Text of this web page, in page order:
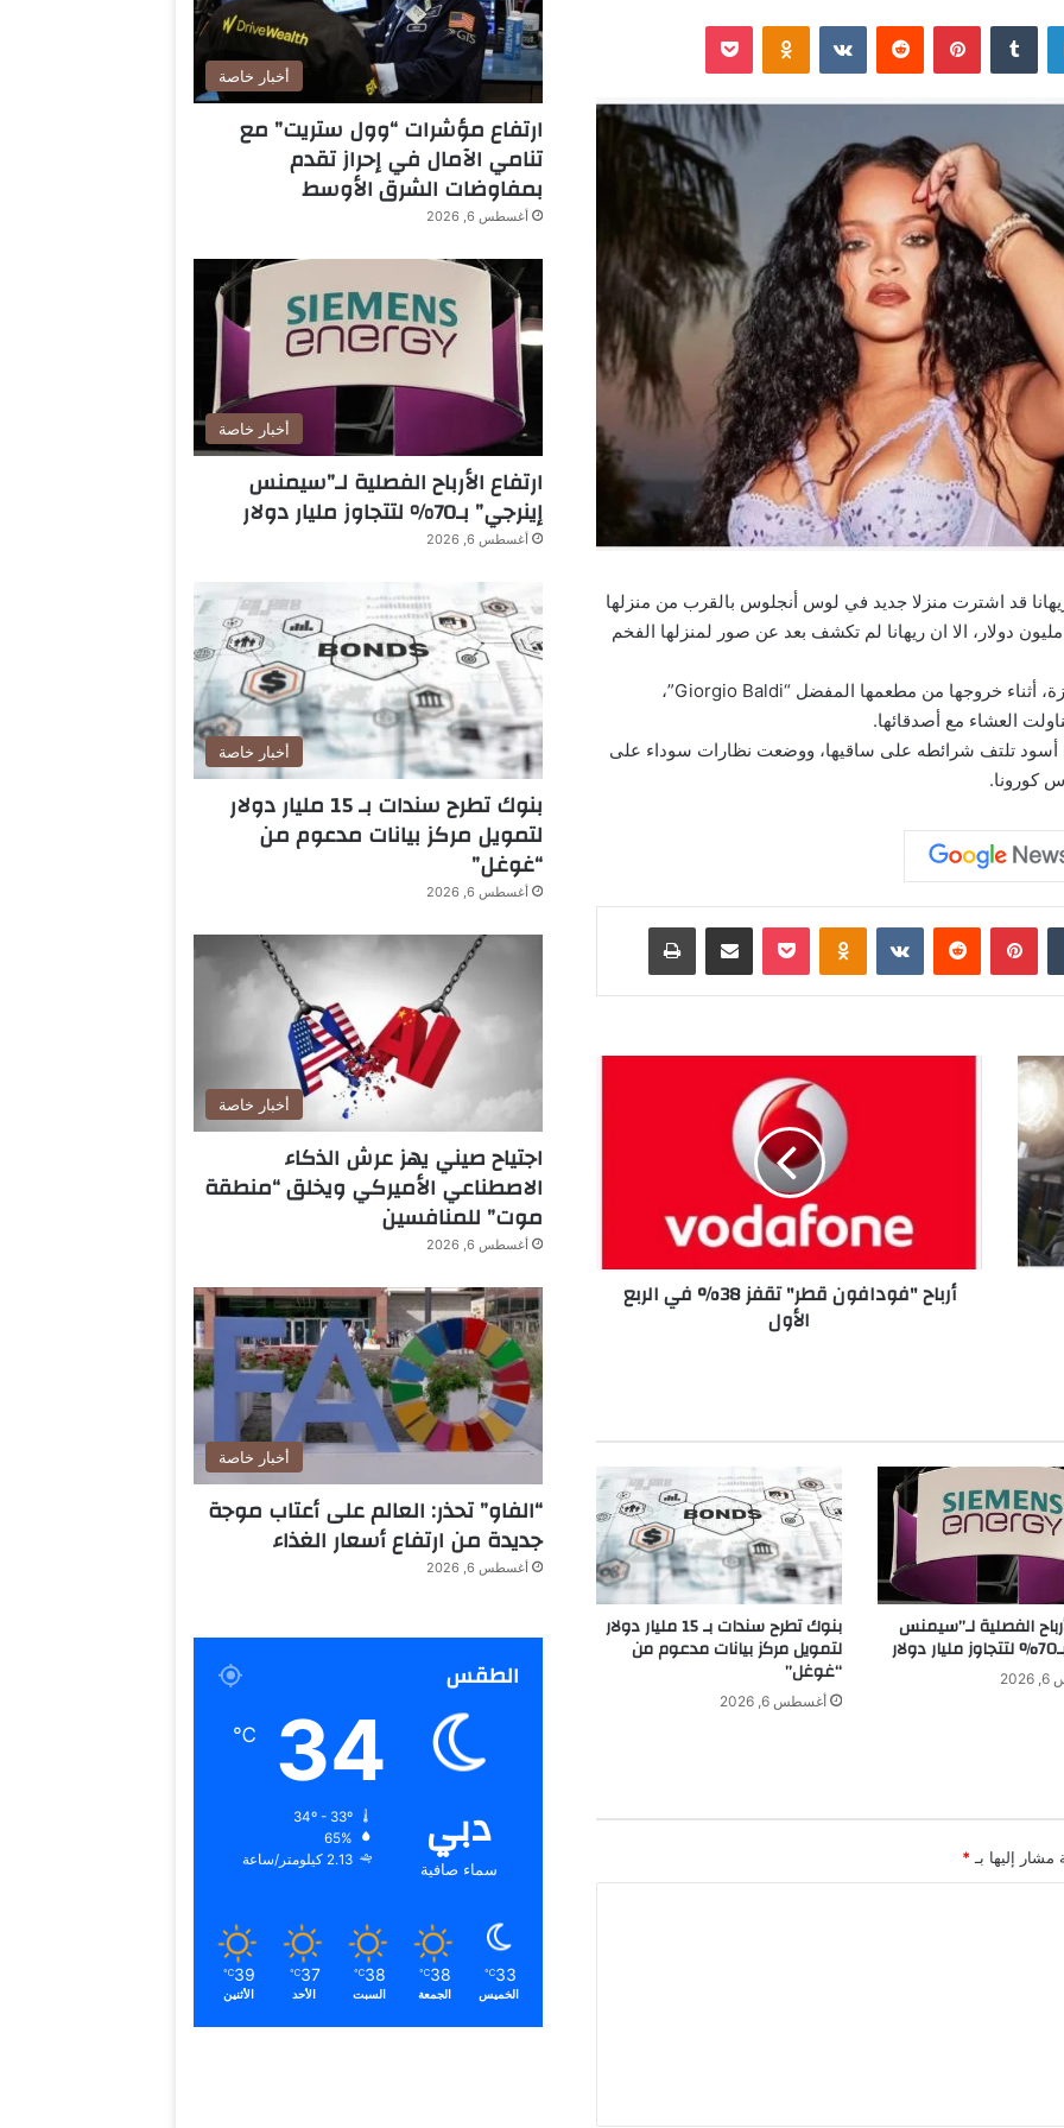
لينكدإن ‏Tumblr بينتيريست ‏Reddit
‏VKontakte
Odnoklassniki
‫Pocket
قد اشترت منزلا جديد في لوس أنجلوس بالقرب من منزلها
الذي اشترته في السنة الماضية وذلك بمبلغ 10 مليون دولار، الا ان ريهانا لم تكشف بعد عن صور لمنزلها الفخم
على صعيد آخر كانت قد ظهرت ريهانا بطلّة مميزة، أثناء خروجها من مطعمها المفضل “Giorgio Baldi”،
العشاء مع أصدقائها.
أسود تلتف شرائطه على ساقيها، ووضعت نظارات سوداء على
كورونا.
‏Tumblr بينتيريست ‏Reddit
‏VKontakte
Odnoklassniki
‫Pocket مشاركة عبر البريد طباعة
د
ر
"
ت
ق
3
8
%
ع
ل
أرباح "فودافون قطر" تقفز 38% في الربع
الأول
الفصلية لـ”سيمنس بنوك تطرح سندات بـ 15 مليار دولار
لتمويل مركز بيانات مدعوم من
“غوغل”
أغسطس 6, 2026
مشار إليها بـ *
أخبار خاصة
ارتفاع مؤشرات “وول ستريت” مع
تنامي الآمال في إحراز تقدم
بمفاوضات الشرق الأوسط
أغسطس 6, 2026
أخبار خاصة
ارتفاع الأرباح الفصلية لـ”سيمنس
إينرجي” بـ70% لتتجاوز مليار دولار
أغسطس 6, 2026
أخبار خاصة
بنوك تطرح سندات بـ 15 مليار دولار
لتمويل مركز بيانات مدعوم من
“غوغل”
أغسطس 6, 2026
أخبار خاصة
اجتياح صيني يهز عرش الذكاء
الاصطناعي الأميركي ويخلق “منطقة
موت” للمنافسين
أغسطس 6, 2026
أخبار خاصة
“الفاو” تحذر: العالم على أعتاب موجة
جديدة من ارتفاع أسعار الغذاء
أغسطس 6, 2026
الطقس
دبي
سماء صافية
34
℃
65%
2.13 كيلومتر/ساعة
33
℃
الخميس
38
℃
الجمعة
38
℃
السبت
37
℃
الأحد
39
℃
الأثنين